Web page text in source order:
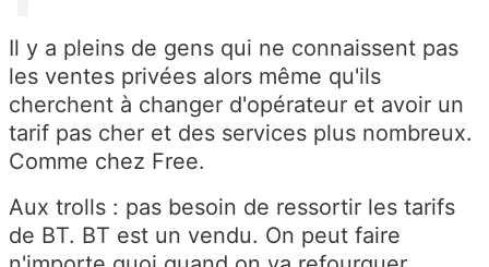
Il y a pleins de gens qui ne connaissent pas
les ventes privées alors même qu'ils
cherchent à changer d'opérateur et avoir un
tarif pas cher et des services plus nombreux.
Comme chez Free.
Aux trolls : pas besoin de ressortir les tarifs
de BT. BT est un vendu. On peut faire